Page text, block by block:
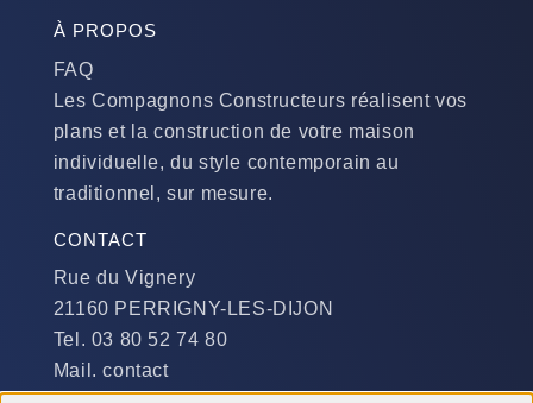
À PROPOS
FAQ
Les Compagnons Constructeurs réalisent vos
plans et la construction de votre maison
individuelle, du style contemporain au
traditionnel, sur mesure.
CONTACT
Rue du Vignery
21160 PERRIGNY-LES-DIJON
Tel. 03 80 52 74 80
Mail. contact